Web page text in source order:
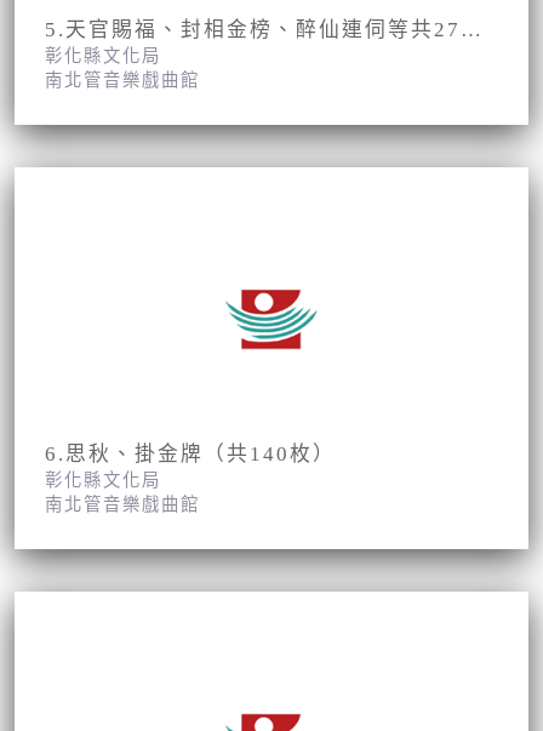
5.天官賜福、封相金榜、醉仙連伺等共27齣折子戲曲
彰化縣文化局
南北管音樂戲曲館
6.思秋、掛金牌（共140枚）
彰化縣文化局
南北管音樂戲曲館